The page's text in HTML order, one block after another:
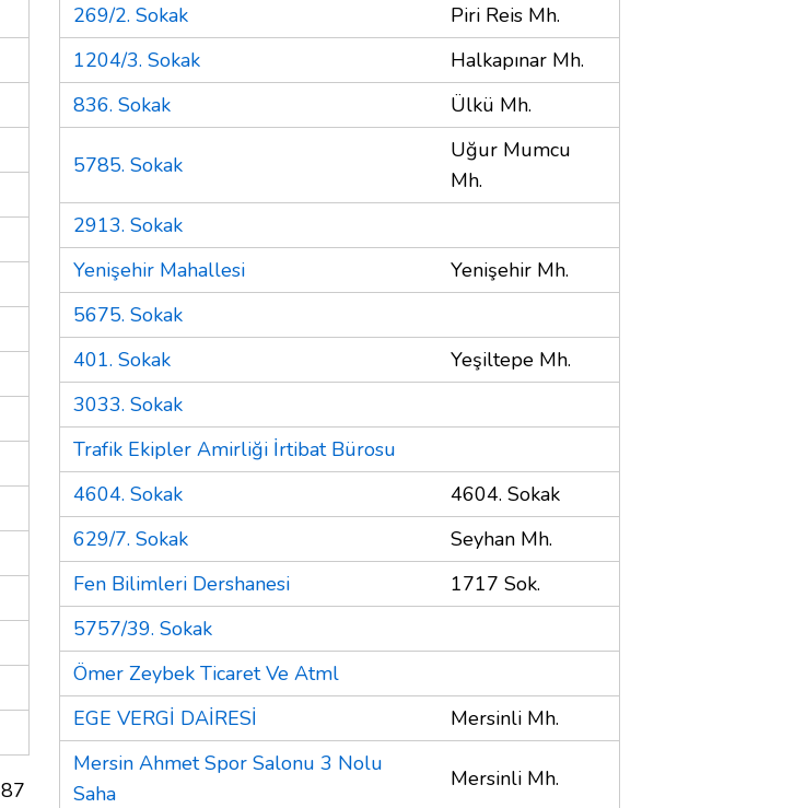
269/2. Sokak
Piri Reis Mh.
1204/3. Sokak
Halkapınar Mh.
836. Sokak
Ülkü Mh.
5785. Sokak
Uğur Mumcu
Mh.
2913. Sokak
Yenişehir Mahallesi
Yenişehir Mh.
5675. Sokak
401. Sokak
Yeşiltepe Mh.
3033. Sokak
Trafik Ekipler Amirliği İrtibat Bürosu
4604. Sokak
4604. Sokak
629/7. Sokak
Seyhan Mh.
Fen Bilimleri Dershanesi
1717 Sok.
5757/39. Sokak
Ömer Zeybek Ticaret Ve Atml
EGE VERGİ DAİRESİ
Mersinli Mh.
Mersin Ahmet Spor Salonu 3 Nolu
Saha
Mersinli Mh.